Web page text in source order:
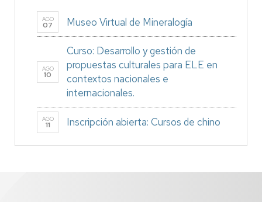
AGO
07 Museo Virtual de Mineralogía
AGO
10
Curso: Desarrollo y gestión de
propuestas culturales para ELE en
contextos nacionales e
internacionales.
AGO
11 Inscripción abierta: Cursos de chino